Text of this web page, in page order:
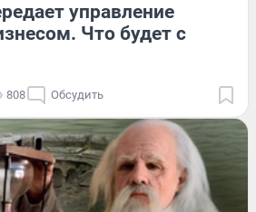
управление
Что будет с
808 Обсудить